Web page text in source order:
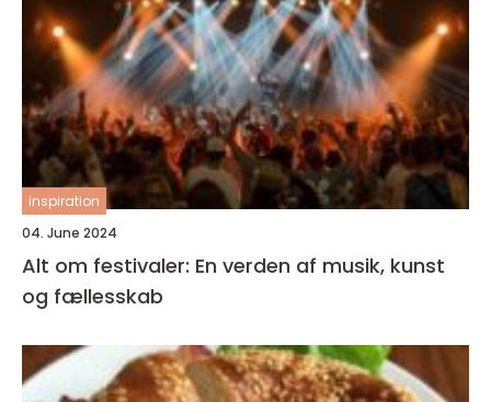
inspiration
04. June 2024
Alt om festivaler: En verden af musik, kunst
og fællesskab